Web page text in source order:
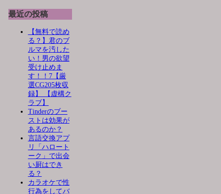
最近の投稿
【無料で読め
る？】君のブ
ルマを汚した
い！男の欲望
受け止めま
す！！7【厳
選CG205枚収
録】 【虚構ク
ラブ】
Tinderのブー
ストは効果が
あるのか？
言語交換アプ
リ「ハロート
ーク」で出会
い厨はでき
る？
カラオケで性
行為をしてバ